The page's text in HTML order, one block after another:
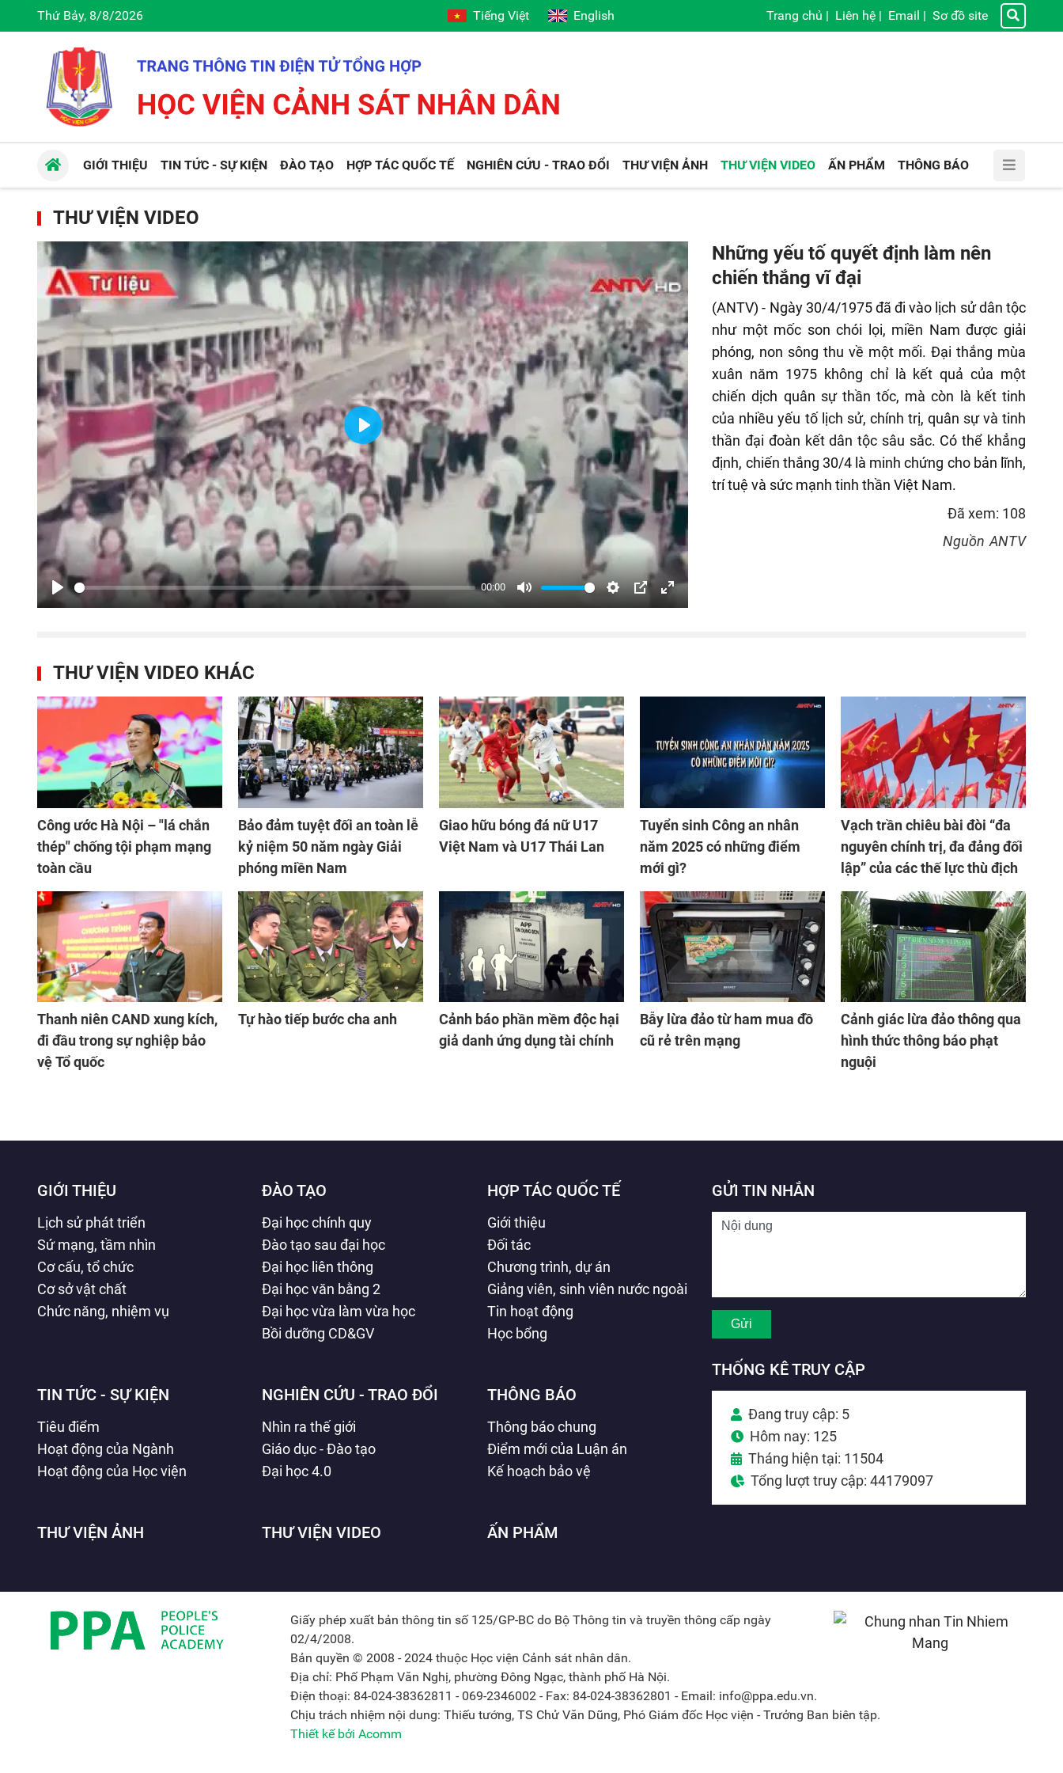
Thứ Bảy, 8/8/2026 Tiếng Việt English Trang chủ | Liên hệ | Email | Sơ đồ site
GIỚI THIỆU TIN TỨC - SỰ KIỆN ĐÀO TẠO HỢP TÁC QUỐC TẾ NGHIÊN CỨU - TRAO ĐỔI THƯ VIỆN ẢNH THƯ VIỆN VIDEO ẤN PHẨM THÔNG BÁO
THƯ VIỆN VIDEO
Play
00:00
Mute Settings
PIP Enter
Play
Những yếu tố quyết định làm nên
chiến thắng vĩ đại
(ANTV) - Ngày 30/4/1975 đã đi vào lịch sử dân tộc
như một mốc son chói lọi, miền Nam được giải
phóng, non sông thu về một mối. Đại thắng mùa
xuân năm 1975 không chỉ là kết quả của một
chiến dịch quân sự thần tốc, mà còn là kết tinh
của nhiều yếu tố lịch sử, chính trị, quân sự và tinh
thần đại đoàn kết dân tộc sâu sắc. Có thể khẳng
định, chiến thắng 30/4 là minh chứng cho bản lĩnh,
trí tuệ và sức mạnh tinh thần Việt Nam.
Đã xem: 108
Nguồn ANTV
THƯ VIỆN VIDEO KHÁC
Công ước Hà Nội – "lá chắn
thép" chống tội phạm mạng
toàn cầu
Bảo đảm tuyệt đối an toàn lễ
kỷ niệm 50 năm ngày Giải
phóng miền Nam
Giao hữu bóng đá nữ U17
Việt Nam và U17 Thái Lan
Tuyển sinh Công an nhân
năm 2025 có những điểm
mới gì?
Vạch trần chiêu bài đòi “đa
nguyên chính trị, đa đảng đối
lập” của các thế lực thù địch
Thanh niên CAND xung kích,
đi đầu trong sự nghiệp bảo
vệ Tổ quốc
Tự hào tiếp bước cha anh
Cảnh báo phần mềm độc hại
giả danh ứng dụng tài chính
Bẫy lừa đảo từ ham mua đồ
cũ rẻ trên mạng
Cảnh giác lừa đảo thông qua
hình thức thông báo phạt
nguội
GIỚI THIỆU
Lịch sử phát triển
Sứ mạng, tầm nhìn
Cơ cấu, tổ chức
Cơ sở vật chất
Chức năng, nhiệm vụ
ĐÀO TẠO
Đại học chính quy
Đào tạo sau đại học
Đại học liên thông
Đại học văn bằng 2
Đại học vừa làm vừa học
Bồi dưỡng CD&GV
HỢP TÁC QUỐC TẾ
Giới thiệu
Đối tác
Chương trình, dự án
Giảng viên, sinh viên nước ngoài
Tin hoạt động
Học bổng
TIN TỨC - SỰ KIỆN
Tiêu điểm
Hoạt động của Ngành
Hoạt động của Học viện
NGHIÊN CỨU - TRAO ĐỔI
Nhìn ra thế giới
Giáo dục - Đào tạo
Đại học 4.0
THÔNG BÁO
Thông báo chung
Điểm mới của Luận án
Kế hoạch bảo vệ
THƯ VIỆN ẢNH THƯ VIỆN VIDEO ẤN PHẨM
GỬI TIN NHẮN
THỐNG KÊ TRUY CẬP
Đang truy cập: 5
Hôm nay: 125
Tháng hiện tại: 11504
Tổng lượt truy cập: 44179097
Giấy phép xuất bản thông tin số 125/GP-BC do Bộ Thông tin và truyền thông cấp ngày
02/4/2008.
Bản quyền © 2008 - 2024 thuộc Học viện Cảnh sát nhân dân.
Địa chỉ: Phố Phạm Văn Nghị, phường Đông Ngạc, thành phố Hà Nội.
Điện thoại: 84-024-38362811 - 069-2346002 - Fax: 84-024-38362801 - Email: info@ppa.edu.vn.
Chịu trách nhiệm nội dung: Thiếu tướng, TS Chử Văn Dũng, Phó Giám đốc Học viện - Trưởng Ban biên tập.
Thiết kế bởi Acomm